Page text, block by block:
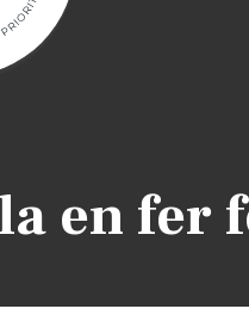
en fer